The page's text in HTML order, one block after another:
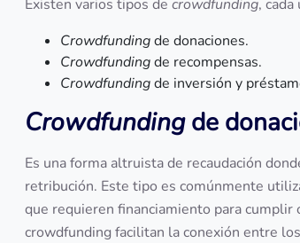
Existen varios tipos de crowdfunding,
Crowdfundingde donaciones.
Crowdfundingde recompensas.
Crowdfundingde inversión y
Crowdfundingde
Es una forma altruista de recaudación
retribución. Este tipo es comúnmente
que requieren financiamiento para
crowdfunding facilitan la conexión entre